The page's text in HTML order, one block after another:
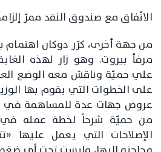
الاتّفاق مع صندوق النقد ممرّ
من جهة أخرى، كرّر دوكان اهتمام
مرفأ بيروت. وهو زار لهذه
علي حميّة وناقش معه الوضع
على الخطوات التي يقوم بها
عروض جهات عدة للمساهمة في
من حميّة شرحاً لخطة عمله في
الإصلاحات التي يعمل عليها